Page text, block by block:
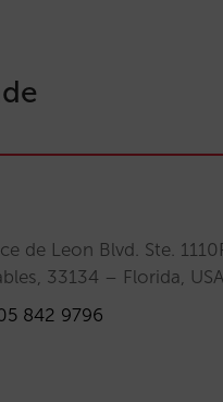
de Leon Blvd. Ste.
33134 – Florida, USA
842 9796